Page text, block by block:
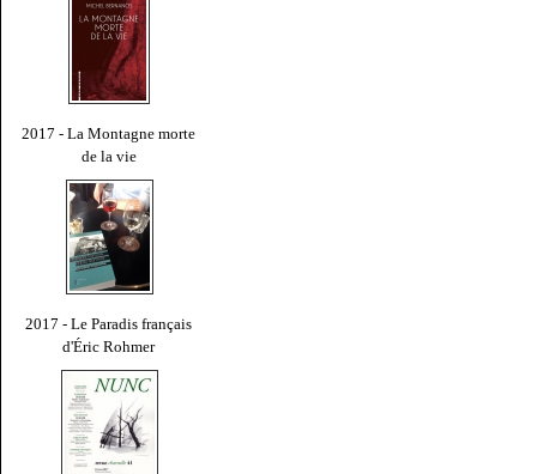
2017 - La Montagne morte
de la vie
2017 - Le Paradis français
d'Éric Rohmer